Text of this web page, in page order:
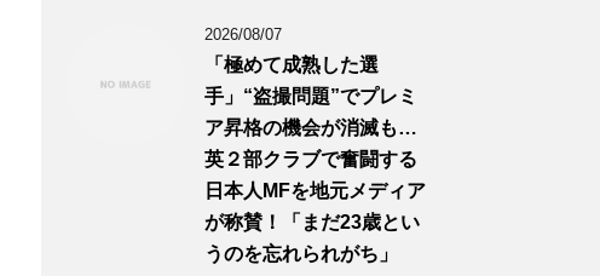
2026/08/07
「極めて成熟した選
手」“盗撮問題”でプレミ
ア昇格の機会が消滅も…
英２部クラブで奮闘する
日本人MFを地元メディア
が称賛！「まだ23歳とい
うのを忘れられがち」